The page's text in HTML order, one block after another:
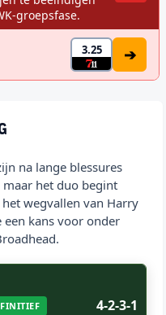
groepsfase.
3.25 ➔
na lange blessures
het duo begint
wegvallen van Harry
kans voor onder
4-2-3-1